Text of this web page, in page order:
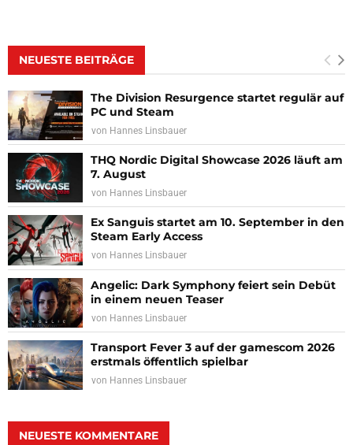
NEUESTE BEITRÄGE
The Division Resurgence startet regulär auf
PC und Steam
von Hannes Linsbauer
THQ Nordic Digital Showcase 2026 läuft am
7. August
von Hannes Linsbauer
Ex Sanguis startet am 10. September in den
Steam Early Access
von Hannes Linsbauer
Angelic: Dark Symphony feiert sein Debüt
in einem neuen Teaser
von Hannes Linsbauer
Transport Fever 3 auf der gamescom 2026
erstmals öffentlich spielbar
von Hannes Linsbauer
NEUESTE KOMMENTARE